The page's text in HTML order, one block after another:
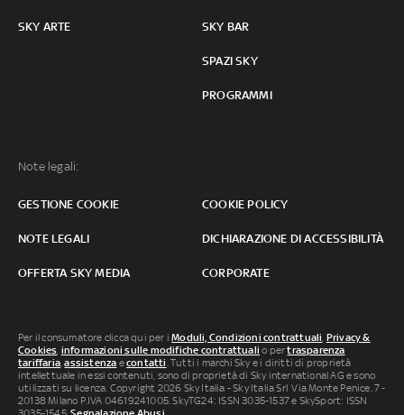
SKY ARTE SKY BAR
SPAZI SKY
PROGRAMMI
Note legali:
GESTIONE COOKIE COOKIE POLICY
NOTE LEGALI DICHIARAZIONE DI ACCESSIBILITÀ
OFFERTA SKY MEDIA CORPORATE
Per il consumatore clicca qui per iModuli, Condizioni contrattuali, Privacy &
Cookies, informazioni sulle modifiche contrattuali o pertrasparenza
tariffaria,assistenza econtatti. Tutti i marchi Sky e i diritti di proprietà
intellettuale in essi contenuti, sono di proprietà di Sky international AG e sono
utilizzati su licenza. Copyright 2026 Sky Italia - Sky Italia Srl Via Monte Penice, 7 -
20138 Milano P.IVA 04619241005. SkyTG24: ISSN 3035-1537 e SkySport: ISSN